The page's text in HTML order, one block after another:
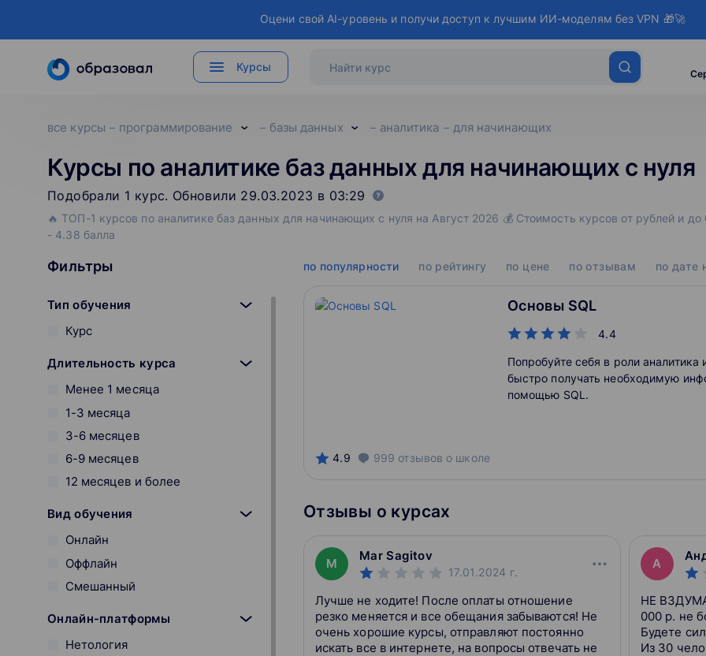
Оцени свой AI-уровень и получи доступ к лучшим ИИ-моделям без VPN 🎁🚀
Курсы
все курсы программирование базы данных аналитика для начинающих
Курсы по аналитике баз данных для начинающих с нуля
Подобрали 1 курс. Обновили 29.03.2023 в 03:29
🔥 ТОП-1 курсов по аналитике баз данных для начинающих с нуля на Август 2026 💰 Стоимость курсов от рублей и
- 4.38 балла
Фильтры
Тип обучения
Курс
Длительность курса
Менее 1 месяца
1-3 месяца
3-6 месяцев
6-9 месяцев
12 месяцев и более
Вид обучения
Онлайн
Оффлайн
Смешанный
Онлайн-платформы
Нетология
по популярности по рейтингу по цене по отзывам по дате
4.9 999 отзывов о школе
Основы SQL
4.4
Попробуйте себя в роли аналитика
быстро получать необходимую
помощью SQL.
Отзывы о курсах
M
Mar Sagitov
17.01.2024 г.
Лучше не ходите! После оплаты отношение
резко меняется и все обещания забываются! Не
очень хорошие курсы, отправляют постоянно
искать все в интернете, на вопросы отвечать не
А
НЕ
000 р. не
Будете
Из 30